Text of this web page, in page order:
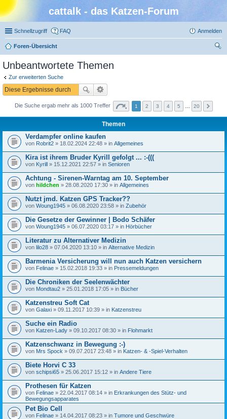
cattalk - das Katzen-Forum
Schnellzugriff FAQ Anmelden
Foren-Übersicht
Unbeantwortete Themen
Zur erweiterten Suche
Die Suche ergab mehr als 1000 Treffer 1 2 3 4 5 20
Themen
Verdampfer online kaufen
von Robrit2 » 18.02.2024 22:48 » in Allgemeines
Kira ist ihrem Bruder Kyrill gefolgt ... :-(((
von Kyrill » 15.12.2021 22:57 » in Senioren
Achtung - Sirenen-Warntag am 10. September
von hildchen » 28.08.2020 17:30 » in Allgemeines
Nutzt jmd. Katzen GPS Tracker??
von Woung1945 » 06.08.2020 23:58 » in Zubehör
Die Gesetze der Gewinner | Bodo Schäfer
von Woung1945 » 06.07.2020 03:17 » in Hörbücher
Literatur zu Alternativer Medizin
von lilo28 » 07.04.2020 13:10 » in Alternative Medizin
Barmenia Versicherung will nun auch Katzen versichern
von Felinae » 15.02.2018 19:33 » in Pressemeldungen
Die Chroniken der Seelenwächter
von Mondtau2 » 25.01.2018 17:05 » in Bücher
Katzenstreu Soft Cat
von Galaxi » 09.11.2017 10:39 » in Katzenstreu
Suche ein Radio
von Katzen-Lady » 09.10.2017 08:30 » in Flohmarkt
Katzenschwanz in Bewegung :-)
von Mrs Spock » 09.07.2017 23:48 » in Katzen- & -Spiel-Verhalten
Biete Horvi C 33
von schipsi65 » 25.06.2017 15:12 » in Andere Tiere
Prothesen für Katzen
von Felinae » 22.04.2017 08:14 » in Erkrankungen des Stütz- und
Bewegungsapparates
Pet Bio Cell
von Felinae » 14.04.2017 08:23 » in Tumore und Geschwüre